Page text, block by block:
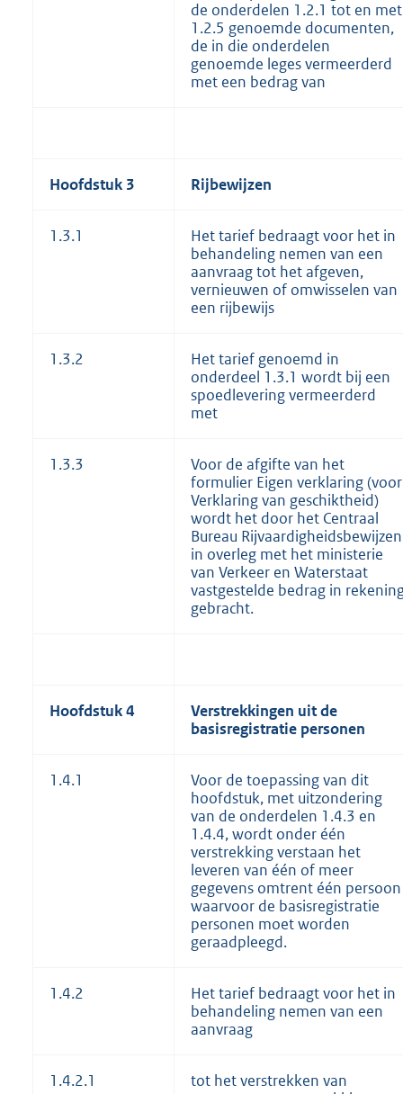
de onderdelen 1.2.1 tot en met
1.2.5 genoemde documenten,
de in die onderdelen
genoemde leges vermeerderd
met een bedrag van
Hoofdstuk 3 Rijbewijzen
1.3.1
Het tarief bedraagt voor het in
behandeling nemen van een
aanvraag tot het afgeven,
vernieuwen of omwisselen van
een rijbewijs
1.3.2
Het tarief genoemd in
onderdeel 1.3.1 wordt bij een
spoedlevering vermeerderd
met
1.3.3
Voor de afgifte van het
formulier Eigen verklaring (voor
Verklaring van geschiktheid)
wordt het door het Centraal
Bureau Rijvaardigheidsbewijzen
in overleg met het ministerie
van Verkeer en Waterstaat
vastgestelde bedrag in
gebracht.
Hoofdstuk 4
Verstrekkingen uit de
basisregistratie personen
1.4.1
Voor de toepassing van dit
hoofdstuk, met uitzondering
van de onderdelen 1.4.3 en
1.4.4, wordt onder één
verstrekking verstaan het
leveren van één of meer
gegevens omtrent één persoon
waarvoor de basisregistratie
personen moet worden
geraadpleegd.
1.4.2
Het tarief bedraagt voor het in
behandeling nemen van een
aanvraag
1.4.2.1
tot het verstrekken van